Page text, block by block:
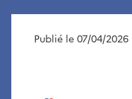
Publié le 07/04/2026